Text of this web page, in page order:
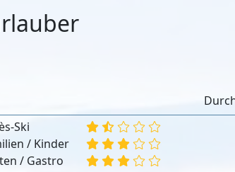
Ski
/ Kinder
/ Gastro